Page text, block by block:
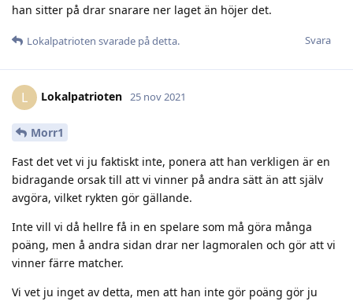
han sitter på drar snarare ner laget än höjer det.
Svara
Lokalpatrioten svarade på detta.
L Lokalpatrioten 25 nov 2021
Morr1
Fast det vet vi ju faktiskt inte, ponera att han verkligen är en
bidragande orsak till att vi vinner på andra sätt än att själv
avgöra, vilket rykten gör gällande.
Inte vill vi då hellre få in en spelare som må göra många
poäng, men å andra sidan drar ner lagmoralen och gör att vi
vinner färre matcher.
Vi vet ju inget av detta, men att han inte gör poäng gör ju